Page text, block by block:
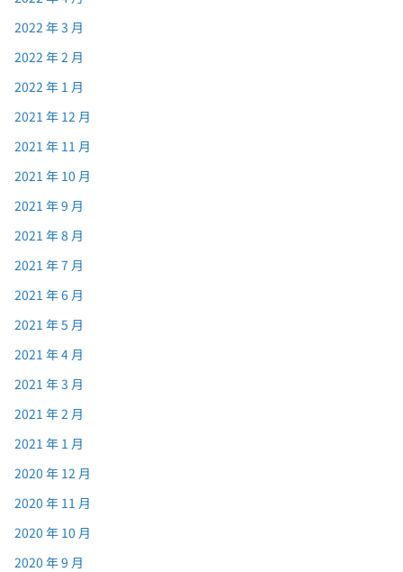
2022 年 3 月
2022 年 2 月
2022 年 1 月
2021 年 12 月
2021 年 11 月
2021 年 10 月
2021 年 9 月
2021 年 8 月
2021 年 7 月
2021 年 6 月
2021 年 5 月
2021 年 4 月
2021 年 3 月
2021 年 2 月
2021 年 1 月
2020 年 12 月
2020 年 11 月
2020 年 10 月
2020 年 9 月